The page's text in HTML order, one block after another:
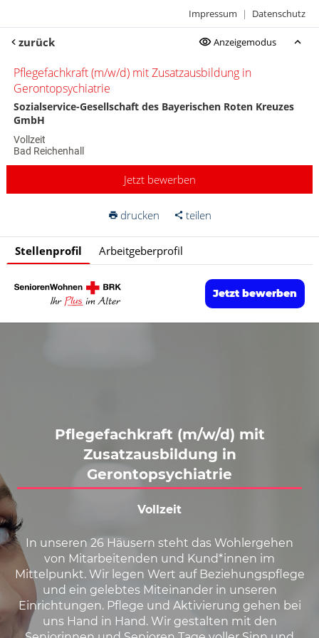
Impressum | Datenschutz
zurück Anzeigemodus
Pflegefachkraft (m/w/d) mit Zusatzausbildung in
Gerontopsychiatrie
Sozialservice-Gesellschaft des Bayerischen Roten Kreuzes
GmbH
Vollzeit
Bad Reichenhall
Jetzt bewerben
drucken teilen
Stellenprofil Arbeitgeberprofil
Karte anzeigen